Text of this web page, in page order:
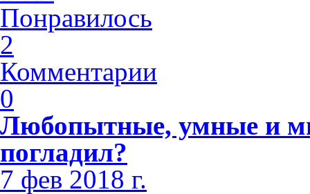
Понравилось
2
Комментарии
0
Любопытные, умные и
погладил?
7 фев 2018 г.